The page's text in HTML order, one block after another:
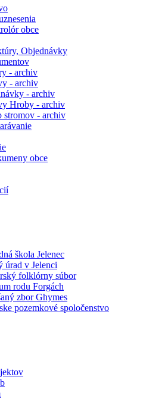
obce
Objednávky
- archiv
- archiv
- archiv
Hroby - archiv
stromov - archiv
obce
škola Jelenec
úrad v Jelenci
folklórny súbor
rodu Forgách
zbor Ghymes
pozemkové spoločenstvo